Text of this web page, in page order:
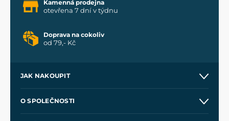
Kamenná prodejna
otevřena 7 dní v týdnu
Doprava na cokoliv
od 79,- Kč
JAK NAKOUPIT
O SPOLEČNOSTI